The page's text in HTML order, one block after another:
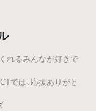
れるみんなが好きで
では、応援ありがと